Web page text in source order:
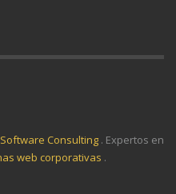
Software Consulting . Expertos en
web corporativas .